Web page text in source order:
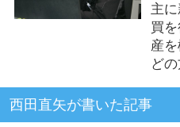
主
買
産
ど
西田直矢が書いた記事